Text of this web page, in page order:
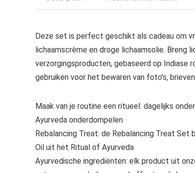
Deze set is perfect geschikt als cadeau om
lichaamscrème en droge lichaamsolie. Breng
verzorgingsproducten, gebaseerd op Indiase
gebruiken voor het bewaren van foto’s,
Maak van je routine een ritueel: dagelijks
Ayurveda onderdompelen
Rebalancing Treat: de Rebalancing Treat Set
Oil uit het Ritual of Ayurveda
Ayurvedische ingrediënten: elk product uit